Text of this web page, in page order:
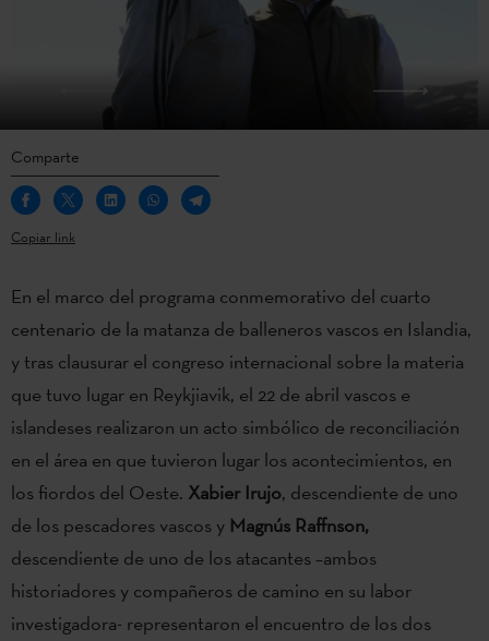
Comparte
Copiar link
En el marco del programa conmemorativo del cuarto
centenario de la matanza de balleneros vascos en Islandia,
y tras clausurar el congreso internacional sobre la materia
que tuvo lugar en Reykjiavik, el 22 de abril vascos e
islandeses realizaron un acto simbólico de reconciliación
en el área en que tuvieron lugar los acontecimientos, en
los fiordos del Oeste. Xabier Irujo, descendiente de uno
de los pescadores vascos y Magnús Raffnson,
descendiente de uno de los atacantes –ambos
historiadores y compañeros de camino en su labor
investigadora- representaron el encuentro de los dos